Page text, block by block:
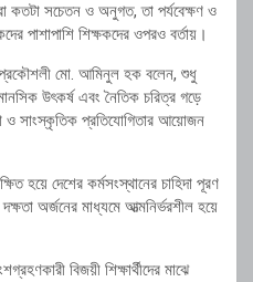
কতটা সচেতন ও অনুগত, তা পর্যবেক্ষণ ও
পাশাপাশি শিক্ষকদের ওপরও বর্তায়।
প্রকৌশলী মো. আমিনুল হক বলেন, শুধু
মানসিক উৎকর্ষ এবং নৈতিক চরিত্র গড়ে
ও সাংস্কৃতিক প্রতিযোগিতার আয়োজন
হয়ে দেশের কর্মসংস্থানের চাহিদা পূরণ
অর্জনের মাধ্যমে আত্মনির্ভরশীল হয়ে
বিজয়ী শিক্ষার্থীদের মাঝে